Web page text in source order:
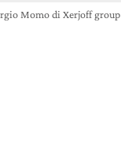
Momo di Xerjoff